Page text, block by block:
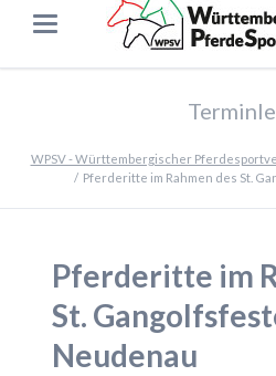
WPSV - Württembergischer
Pferderitte im Rahmen des St.
Pferderitte im
St.
Neudenau